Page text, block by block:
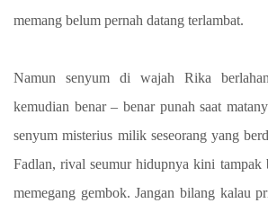
memang belum pernah datang terlambat.
Namun senyum di wajah Rika
kemudian benar – benar punah saat
senyum misterius milik seseorang yang
Fadlan, rival seumur hidupnya kini tampak
memegang gembok. Jangan bilang kalau